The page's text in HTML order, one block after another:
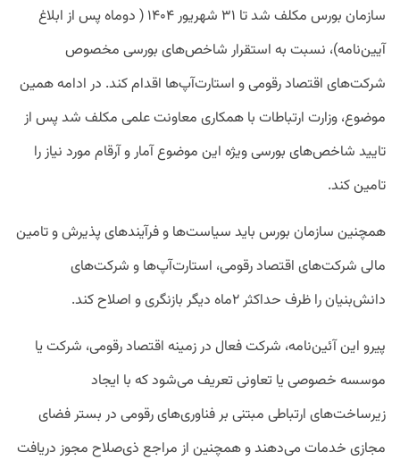
سازمان بورس مکلف شد تا ۳۱ شهریور ۱۴۰۴ ( دوماه پس از ابلاغ
آیین‌نامه)، نسبت به استقرار شاخص‌های بورسی مخصوص
شرکت‌های اقتصاد رقومی و استارت‌آپ‌ها اقدام کند. در ادامه همین
موضوع، وزارت ارتباطات با همکاری معاونت علمی مکلف شد پس از
تایید شاخص‌های بورسی ویژه این موضوع آمار و آرقام مورد نیاز را
تامین کند.
همچنین سازمان بورس باید سیاست‌ها و فرآیندهای پذیرش و تامین
مالی شرکت‌های اقتصاد رقومی، استارت‌آپ‌ها و شرکت‌های
دانش‌بنیان را ظرف حداکثر ۲ماه دیگر بازنگری و اصلاح کند.
پیرو این آئین‌نامه، شرکت‌ فعال در زمینه اقتصاد رقومی، شرکت یا
موسسه‌ خصوصی یا تعاونی تعریف می‌شود که با ایجاد
زیرساخت‌های ارتباطی مبتنی بر فناوری‌های رقومی در بستر فضای
مجازی خدمات می‌دهند و همچنین از مراجع ذی‌صلاح مجوز دریافت